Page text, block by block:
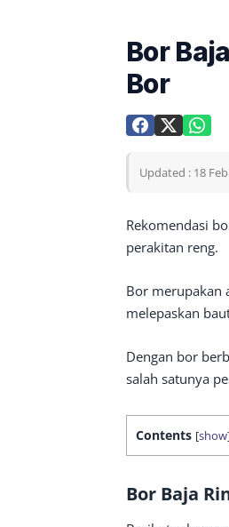
Bor
Bor
Updated : 18
Rekomendasi
perakitan reng.
Bor merupakan
melepaskan
Dengan bor
salah satunya
Contents [show
Bor Baja